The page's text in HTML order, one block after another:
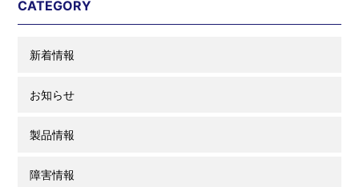
CATEGORY
新着情報
お知らせ
製品情報
障害情報